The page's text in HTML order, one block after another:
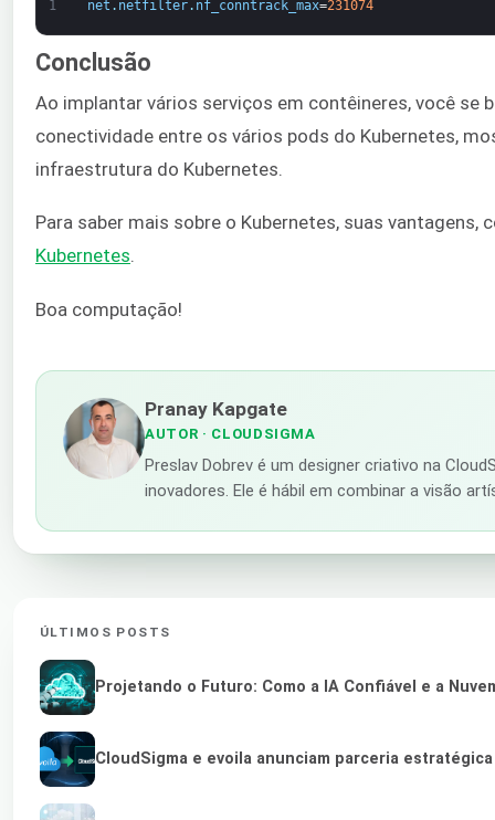
1 net . netfilter. nf_conntrack_max=231074
Conclusão
Ao implantar vários serviços em contêineres, você se
conectividade entre os vários pods do Kubernetes,
infraestrutura do Kubernetes.
Para saber mais sobre o Kubernetes, suas
Kubernetes.
Boa computação!
Pranay Kapgate
AUTOR · CLOUDSIGMA
Preslav Dobrev é um designer criativo na
inovadores. Ele é hábil em combinar a visão
ÚLTIMOS POSTS
Projetando o Futuro: Como a IA Confiável e a
CloudSigma e evoila anunciam parceria